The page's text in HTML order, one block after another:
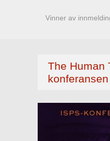
The Human